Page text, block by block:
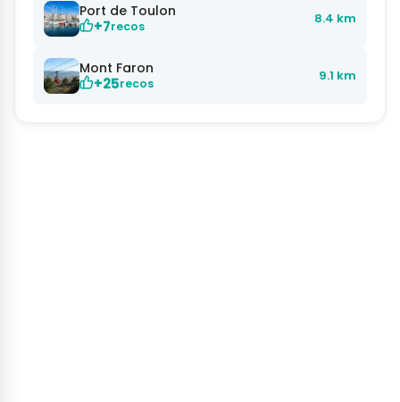
Port de Toulon
+7recos 8.4 km
Mont Faron
+25recos 9.1 km